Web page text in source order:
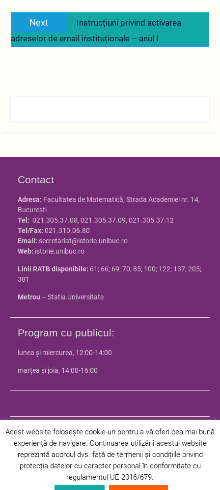
Next
post:
Instrucțiuni privind activarea
adreselor de email instituționale – anul I
Contact
Adresa: Facultatea de Matematică, Strada Academiei nr. 14,
Bucureşti
Tel: 021.305.37.08, 021.305.37.09, 021.305.37.12
Tel/Fax: 021.310.06.80
Email: secretariat@istorie.unibuc.ro
Web: istorie.unibuc.ro
Linii RATB disponibile: 61; 66; 69; 70; 85; 100; 122; 137; 205;
381
Metrou – Statia Universitate
Program cu publicul:
lunea și miercurea, 12:00-14:00
marțea și joia, 14:00-16:00
© 2024 Facultatea de Istorie - Universitatea din Bucuresti | Toate
drepturile rezervate |
Politica de confidentialitate |Politica privind
cookie-urile
Departamente Programe Studenți
Acest website folosește cookie-uri pentru a vă oferi cea mai bună
experiență de navigare. Continuarea utilizării acestui website
reprezintă acordul dvs. față de termenii și condițiile privind
protecția datelor cu caracter personal în conformitate cu
regulamentul UE 2016/679.